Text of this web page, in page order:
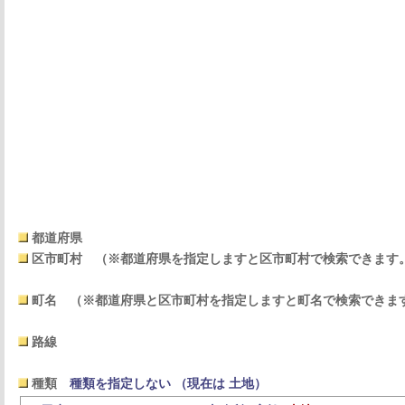
都道府県
区市町村
（※都道府県を指定しますと区市町村で検索できます
町名 （※都道府県と区市町村を指定しますと町名で検索できま
路線
種類
種類を指定しない （現在は 土地）